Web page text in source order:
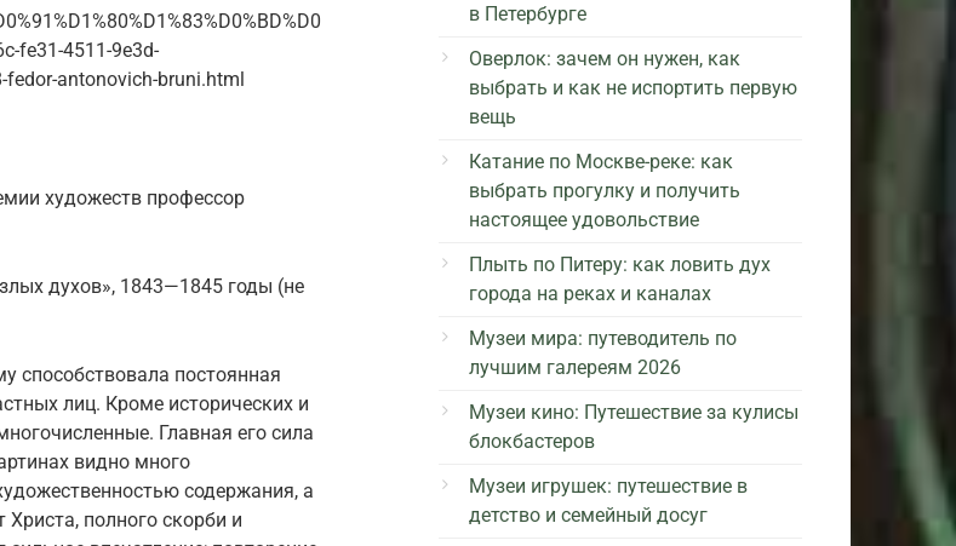
fe31-4511-9e3d-
antonovich-bruni.html
художеств профессор
духов», 1843—1845 годы (не
способствовала постоянная
лиц. Кроме исторических и
Главная его сила
видно много
содержания, а
полного скорби и
в Петербурге
Оверлок: зачем он нужен, как
выбрать и как не испортить первую
вещь
Катание по Москве-реке: как
выбрать прогулку и получить
настоящее удовольствие
Плыть по Питеру: как ловить дух
города на реках и каналах
Музеи мира: путеводитель по
лучшим галереям 2026
Музеи кино: Путешествие за кулисы
блокбастеров
Музеи игрушек: путешествие в
детство и семейный досуг